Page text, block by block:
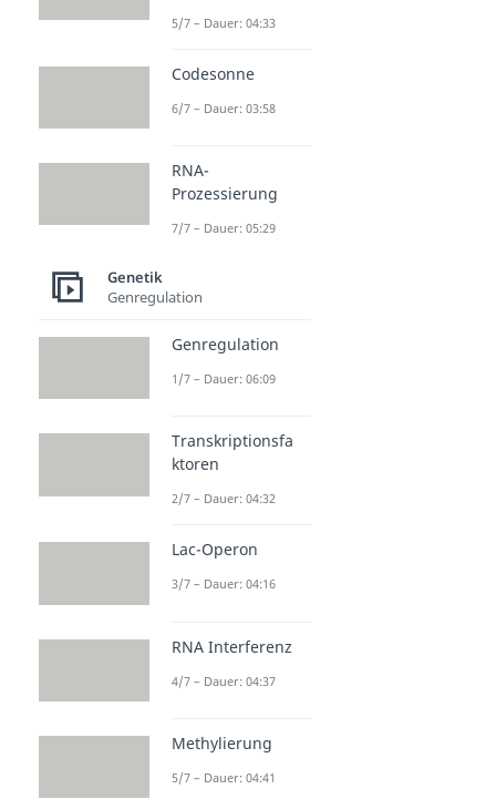
5/7 – Dauer: 04:33
Codesonne
6/7 – Dauer: 03:58
RNA-
Prozessierung
7/7 – Dauer: 05:29
Genetik
Genregulation
Genregulation
1/7 – Dauer: 06:09
Transkriptionsfa
ktoren
2/7 – Dauer: 04:32
Lac-Operon
3/7 – Dauer: 04:16
RNA Interferenz
4/7 – Dauer: 04:37
Methylierung
5/7 – Dauer: 04:41